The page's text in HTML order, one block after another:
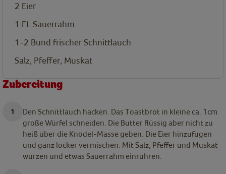
2 Eier
1 EL Sauerrahm
1-2 Bund frischer Schnittlauch
Salz, Pfeffer, Muskat
Zubereitung
Den Schnittlauch hacken. Das Toastbrot in kleine ca. 1cm
große Würfel schneiden. Die Butter flüssig aber nicht zu
heiß über die Knödel-Masse geben. Die Eier hinzufügen
und ganz locker vermischen. Mit Salz, Pfeffer und Muskat
würzen und etwas Sauerrahm einrühren.